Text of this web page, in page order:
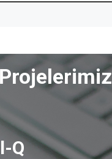
Projelerimiz
Q